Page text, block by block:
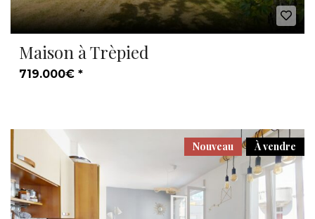
Maison à Trèpied
719.000€ *
À vendre
Nouveau